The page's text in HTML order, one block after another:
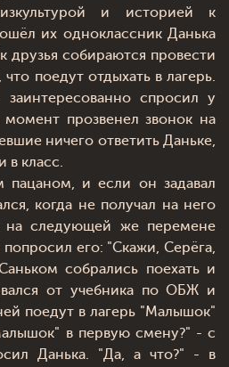
и историей к
их одноклассник Данька
друзья собираются провести
поедут отдыхать в лагерь.
спросил у
прозвенел звонок на
ничего ответить Даньке,
в класс.
пацаном, и если он задавал
когда не получал на него
на следующей же перемене
его: "Скажи, Серёга,
собрались поехать и
от учебника по ОБЖ и
поедут в лагерь "Малышок"
в первую смену?" - с
Данька. "Да, а что?" - в